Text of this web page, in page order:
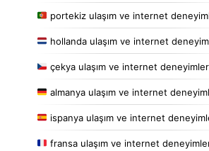
portekiz ulaşım ve internet
hollanda ulaşım ve internet
çekya ulaşım ve internet
almanya ulaşım ve internet
ispanya ulaşım ve internet
fransa ulaşım ve internet